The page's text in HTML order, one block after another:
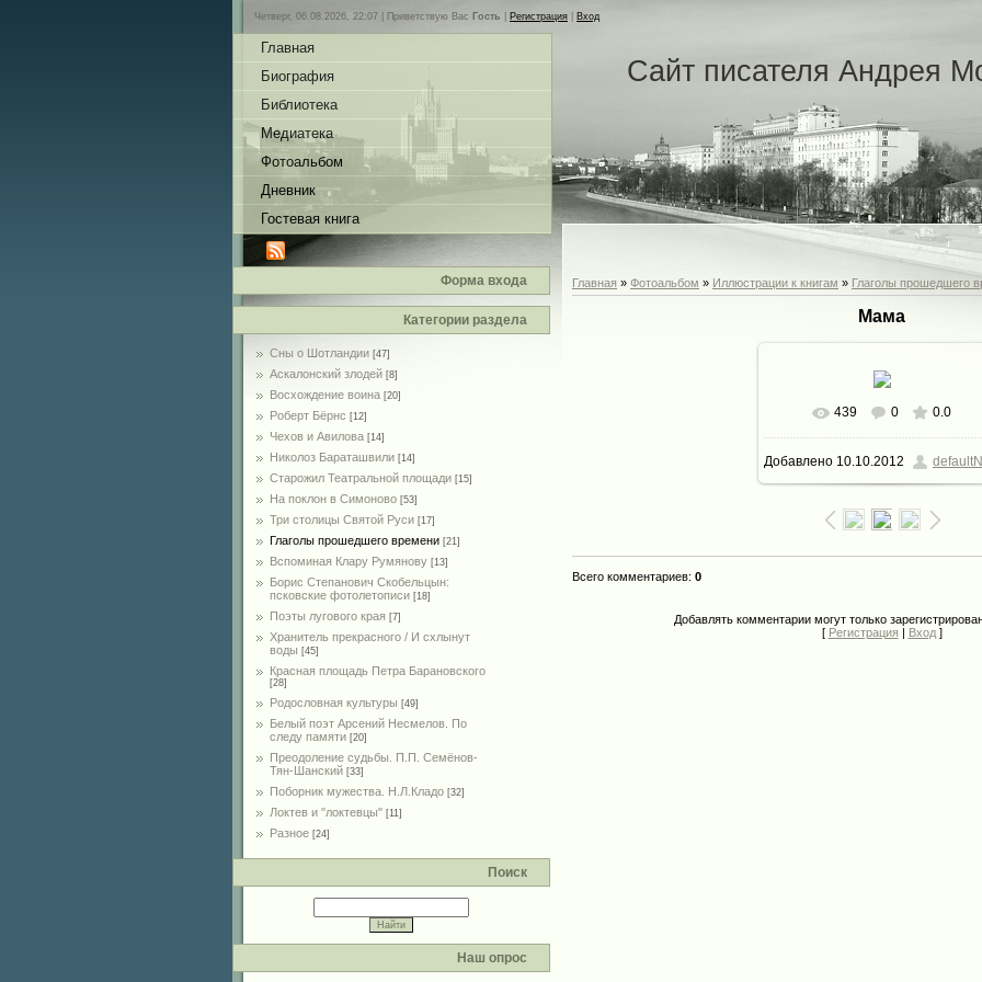
Четверг, 06.08.2026, 22:07 | Приветствую Вас Гость Регистрация Вход
Главная
Биография
Библиотека
Медиатека
Фотоальбом
Дневник
Гостевая книга
Форма входа
Категории раздела
Сны о Шотландии [47]
Аскалонский злодей [8]
Восхождение воина [20]
Роберт Бёрнс [12]
Чехов и Авилова [14]
Николоз Бараташвили [14]
Cтарожил Театральной площади [15]
На поклон в Симоново [53]
Три столицы Святой Руси [17]
Глаголы прошедшего времени [21]
Вспоминая Клару Румянову [13]
Борис Степанович Скобельцын:
псковские фотолетописи [18]
Поэты лугового края [7]
Хранитель прекрасного / И схлынут
воды [45]
Красная площадь Петра Барановского
[28]
Родословная культуры [49]
Белый поэт Арсений Несмелов. По
следу памяти [20]
Преодоление судьбы. П.П. Семёнов-
Тян-Шанский [33]
Поборник мужества. Н.Л.Кладо [32]
Локтев и "локтевцы" [11]
Разное [24]
Поиск
Наш опрос
Сайт писателя Андрея
Главная » Фотоальбом » Иллюстрации к книгам » Глаголы прошедшего
Мама
439 0 0.0
Добавлено 10.10.2012
Всего комментариев: 0
Добавлять комментарии могут только
[ Регистрация | Вход]